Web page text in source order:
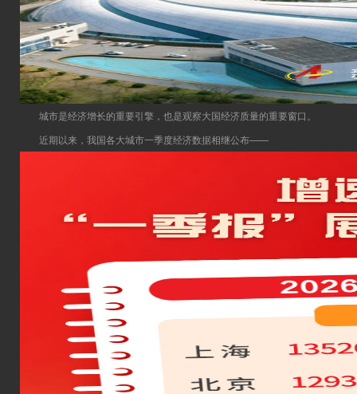
城市是经济增长的重要引擎，也是观察大国经济质量的重要窗口。
近期以来，我国各大城市一季度经济数据相继公布——